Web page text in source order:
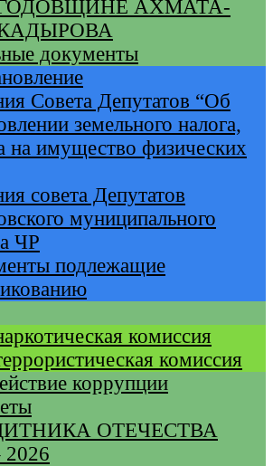
АХМАТА-
документы
Совета Депутатов “Об
земельного налога,
на имущество физических
совета Депутатов
муниципального
ЧР
подлежащие
комиссия
комиссия
коррупции
ОТЕЧЕСТВА